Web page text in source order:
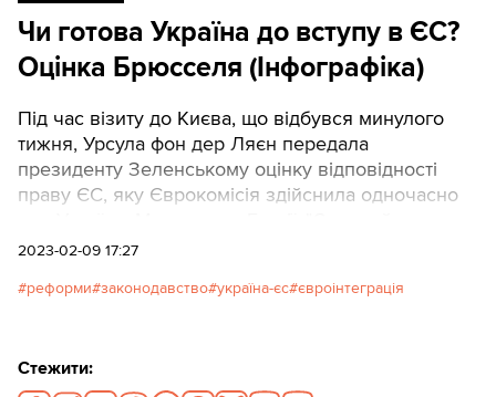
Окрім того, у розгалужених
аптечних мережах дедалі
частіше просувають ліки
Чи готова Україна до вступу в ЄС?
Оцінка Брюсселя (Інфографіка)
Під час візиту до Києва, що відбувся минулого
тижня, Урсула фон дер Ляєн передала
президенту Зеленському оцінку відповідності
праву ЄС, яку Єврокомісія здійснила одночасно
правда" вивчила дані документа, а також інших
ключові висновки видання.
2023-02-09 17:27
реформи законодавство україна-єс євроінтеграція
Стежити: